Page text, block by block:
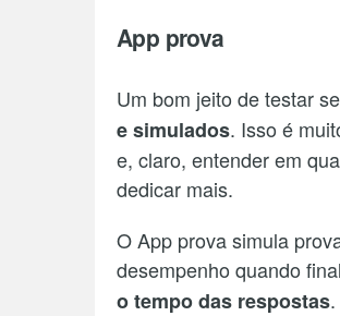
App prova
Um bom jeito de testar
e simulados. Isso é
e, claro, entender em
dedicar mais.
O App prova simula
desempenho quando
o tempo das respostas